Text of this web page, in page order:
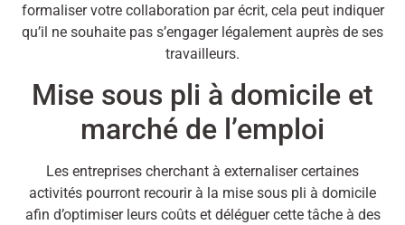
formaliser votre collaboration par écrit, cela peut indiquer
qu’il ne souhaite pas s’engager légalement auprès de ses
travailleurs.
Mise sous pli à domicile et
marché de l’emploi
Les entreprises cherchant à externaliser certaines
activités pourront recourir à la mise sous pli à domicile
afin d’optimiser leurs coûts et déléguer cette tâche à des